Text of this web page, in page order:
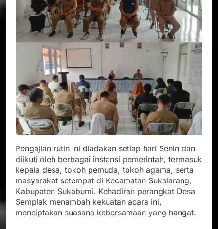
Pengajian rutin ini diadakan setiap hari Senin dan
diikuti oleh berbagai instansi pemerintah, termasuk
kepala desa, tokoh pemuda, tokoh agama, serta
masyarakat setempat di Kecamatan Sukalarang,
Kabupaten Sukabumi. Kehadiran perangkat Desa
Semplak menambah kekuatan acara ini,
menciptakan suasana kebersamaan yang hangat.